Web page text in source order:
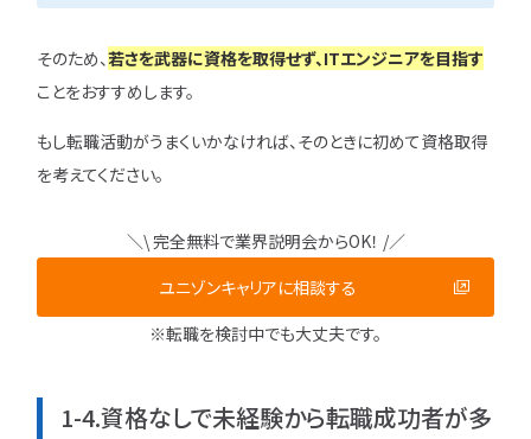
そのため、若さを武器に資格を取得せず、ITエンジニアを目指す
ことをおすすめします。
もし転職活動がうまくいかなければ、そのときに初めて資格取得
を考えてください。
＼\ 完全無料で業界説明会からOK！ /／
ユニゾンキャリアに相談する
※転職を検討中でも大丈夫です。
1-4.資格なしで未経験から転職成功者が多